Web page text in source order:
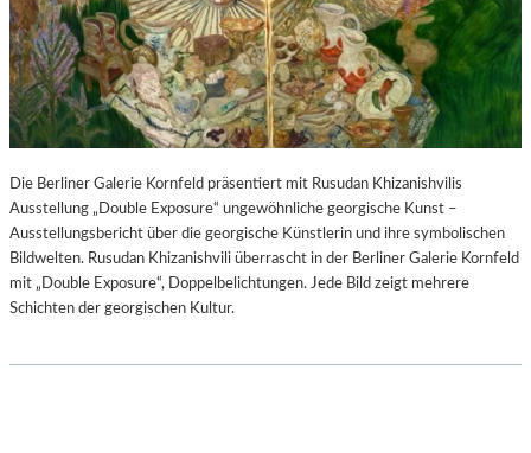
Die Berliner Galerie Kornfeld präsentiert mit Rusudan Khizanishvilis
Ausstellung „Double Exposure“ ungewöhnliche georgische Kunst –
Ausstellungsbericht über die georgische Künstlerin und ihre symbolischen
Bildwelten. Rusudan Khizanishvili überrascht in der Berliner Galerie Kornfeld
mit „Double Exposure“, Doppelbelichtungen. Jede Bild zeigt mehrere
Schichten der georgischen Kultur.